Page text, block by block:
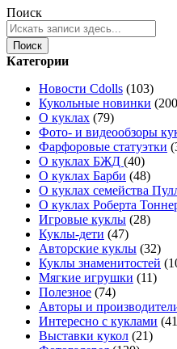
Поиск
Поиск
Категории
Новости Cdolls (103)
Кукольные новинки
О куклах (79)
Фото- и видеообзоры
Фарфоровые статуэтки
О куклах БЖД (40)
О куклах Барби (48)
О куклах семейства
О куклах Роберта
Игровые куклы (28)
Куклы-дети (47)
Авторские куклы (32)
Куклы знаменитостей
Мягкие игрушки (11)
Полезное (74)
Авторы и
Интересно с куклами
Выставки кукол (21)